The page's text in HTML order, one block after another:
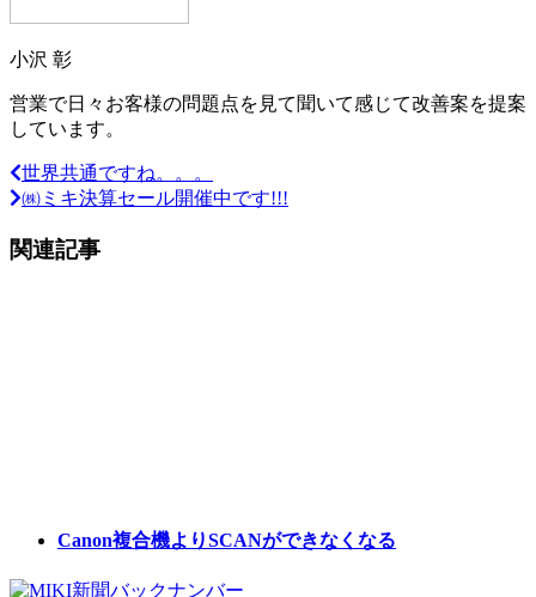
小沢 彰
営業で日々お客様の問題点を見て聞いて感じて改善案を提案
しています。
世界共通ですね。。。
㈱ミキ決算セール開催中です!!!
関連記事
Canon複合機よりSCANができなくなる